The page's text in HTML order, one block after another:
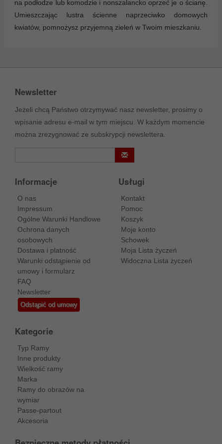
na podłodze lub komodzie i nonszalancko oprzeć je o ścianę.
Umieszczając lustra ścienne naprzeciwko domowych
kwiatów, pomnożysz przyjemną zieleń w Twoim mieszkaniu.
Newsletter
Jeżeli chcą Państwo otrzymywać nasz newsletter, prosimy o
wpisanie adresu e-mail w tym miejscu. W każdym momencie
można zrezygnować ze subskrypcji newslettera.
Informacje
O nas
Impressum
Ogólne Warunki Handlowe
Ochrona danych
osobowych
Dostawa i platność
Warunki odstąpienie od
umowy i formularz
FAQ
Newsletter
Odstąpić od umowy
Usługi
Kontakt
Pomoc
Koszyk
Moje konto
Schowek
Moja Lista życzeń
Widoczna Lista życzeń
Kategorie
Typ Ramy
Inne produkty
Wielkość ramy
Marka
Ramy do obrazów na
wymiar
Passe-partout
Akcesoria